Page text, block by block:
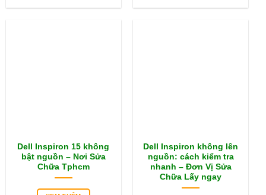
Dell Inspiron 15 không
bật nguồn – Nơi Sửa
Chữa Tphcm
Dell Inspiron không lên
nguồn: cách kiểm tra
nhanh – Đơn Vị Sửa
Chữa Lấy ngay